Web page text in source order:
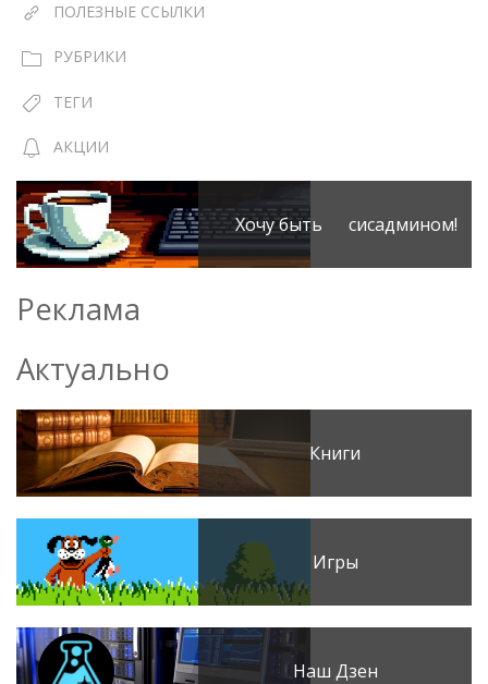
ПОЛЕЗНЫЕ ССЫЛКИ
РУБРИКИ
ТЕГИ
АКЦИИ
Хочу быть сисадмином!
Реклама
Актуально
Книги
Игры
Наш Дзен